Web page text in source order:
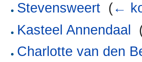
Stevensweert (←
Kasteel Annendaal
Charlotte van den